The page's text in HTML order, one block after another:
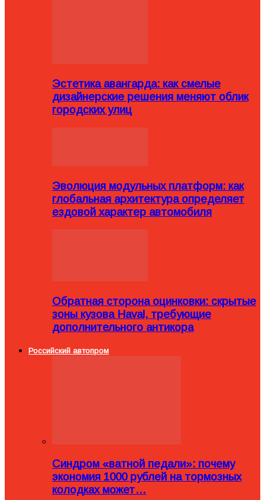
Эстетика авангарда: как смелые
дизайнерские решения меняют облик
городских улиц
Эволюция модульных платформ: как
глобальная архитектура определяет
ездовой характер автомобиля
Обратная сторона оцинковки: скрытые
зоны кузова Haval, требующие
дополнительного антикора
Российский автопром
Синдром «ватной педали»: почему
экономия 1000 рублей на тормозных
колодках может…